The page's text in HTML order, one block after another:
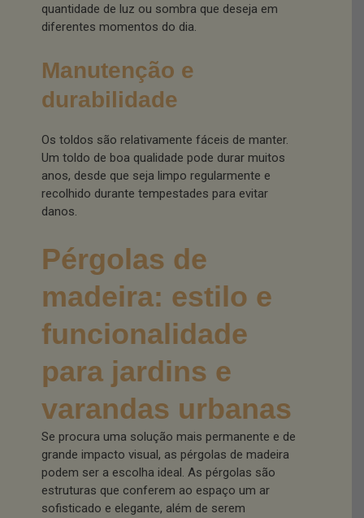
quantidade de luz ou sombra que deseja em
diferentes momentos do dia.
Manutenção e
durabilidade
Os toldos são relativamente fáceis de manter.
Um toldo de boa qualidade pode durar muitos
anos, desde que seja limpo regularmente e
recolhido durante tempestades para evitar
danos.
Pérgolas de
madeira: estilo e
funcionalidade
para jardins e
varandas urbanas
Se procura uma solução mais permanente e de
grande impacto visual, as pérgolas de madeira
podem ser a escolha ideal. As pérgolas são
estruturas que conferem ao espaço um ar
sofisticado e elegante, além de serem